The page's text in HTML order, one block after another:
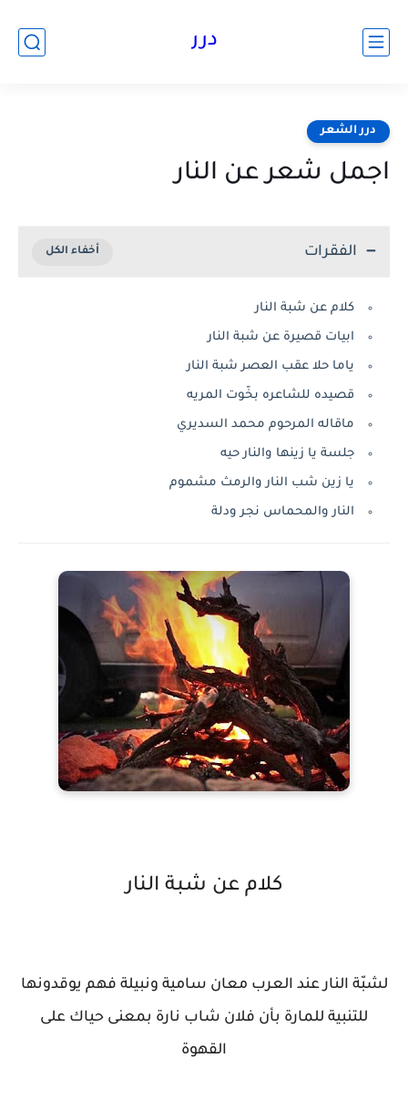
درر
درر الشعر
اجمل شعر عن النار
الفقرات
كلام عن شبة النار
ابيات قصيرة عن شبة النار
ياما حلا عقب العصر شبة النار
قصيده للشاعره بخّوت المريه
ماقاله المرحوم محمد السديري
جلسة يا زينها والنار حيه
يا زين شب النار والرمث مشموم
النار والمحماس نجر ودلة
كلام عن شبة النار
لشبّة النار عند العرب معان سامية ونبيلة فهم يوقدونها
للتنبية للمارة بأن فلان شاب نارة بمعنى حياك على
القهوة